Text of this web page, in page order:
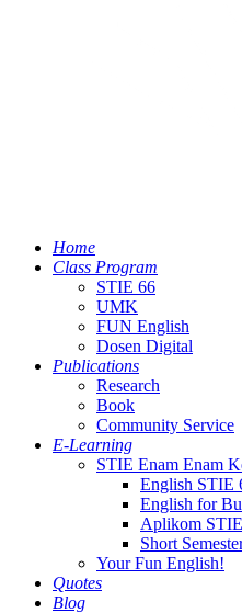
Home
Class Program
STIE 66
UMK
FUN English
Dosen Digital
Publications
Research
Book
Community Service
E-Learning
STIE Enam Enam
English STIE
English for
Aplikom
Short
Your Fun English!
Quotes
Blog